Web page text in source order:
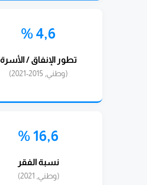
4,6 %
تطور الإنفاق / الأسرة
(وطني, 2015-2021)
16,6 %
نسبة الفقر
(وطني, 2021)